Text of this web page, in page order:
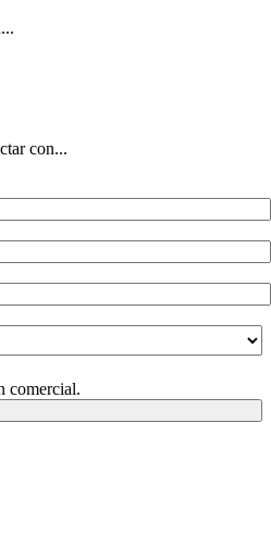
con...
comercial.